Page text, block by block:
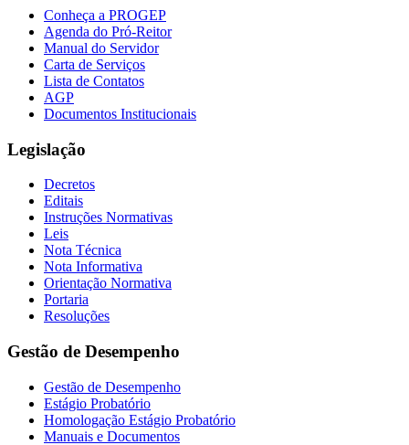
Conheça a PROGEP
Agenda do Pró-Reitor
Manual do Servidor
Carta de Serviços
Lista de Contatos
AGP
Documentos Institucionais
Legislação
Decretos
Editais
Instruções Normativas
Leis
Nota Técnica
Nota Informativa
Orientação Normativa
Portaria
Resoluções
Gestão de Desempenho
Gestão de Desempenho
Estágio Probatório
Homologação Estágio Probatório
Manuais e Documentos